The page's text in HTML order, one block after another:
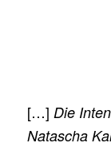
[…] Die
Natascha